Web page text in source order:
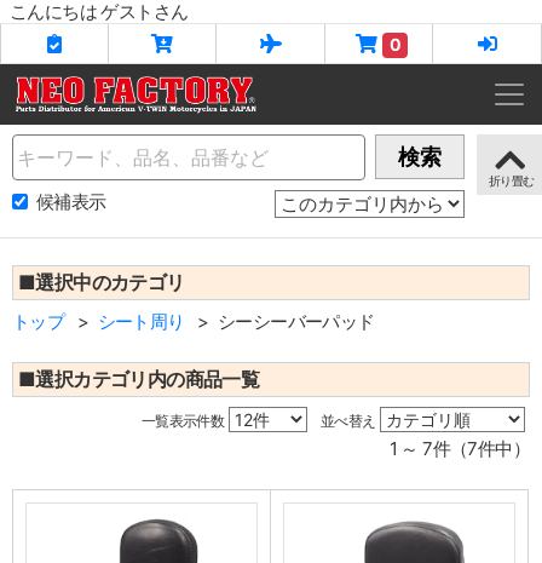
こんにちは ゲストさん
0
Name 検索
候補表示
■選択中のカテゴリ
トップ シート周り シーシーバーパッド
■選択カテゴリ内の商品一覧
一覧表示件数 並べ替え
1 ～ 7件（7件中）